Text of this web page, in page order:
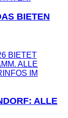
BIETEN
ALLE